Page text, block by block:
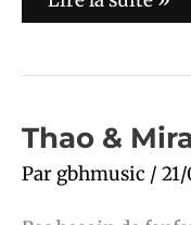
Thao &
Par gbhmusic /
Thao
&
Mirah